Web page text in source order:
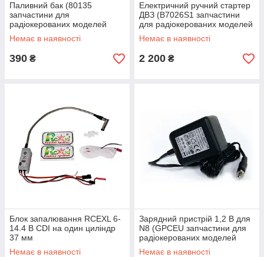
Паливний бак (80135
запчастини для
радіокерованих моделей
Himoto)
Немає в наявності
390 ₴
Електричний ручний стартер
ДВЗ (B7026S1 запчастини
для радіокерованих моделей
Himoto)
Немає в наявності
2 200 ₴
Блок запалювання RCEXL 6-
14.4 В CDI на один циліндр
37 мм
Немає в наявності
Зарядний пристрій 1,2 В для
N8 (GPCEU запчастини для
радіокерованих моделей
Himoto)
Немає в наявності